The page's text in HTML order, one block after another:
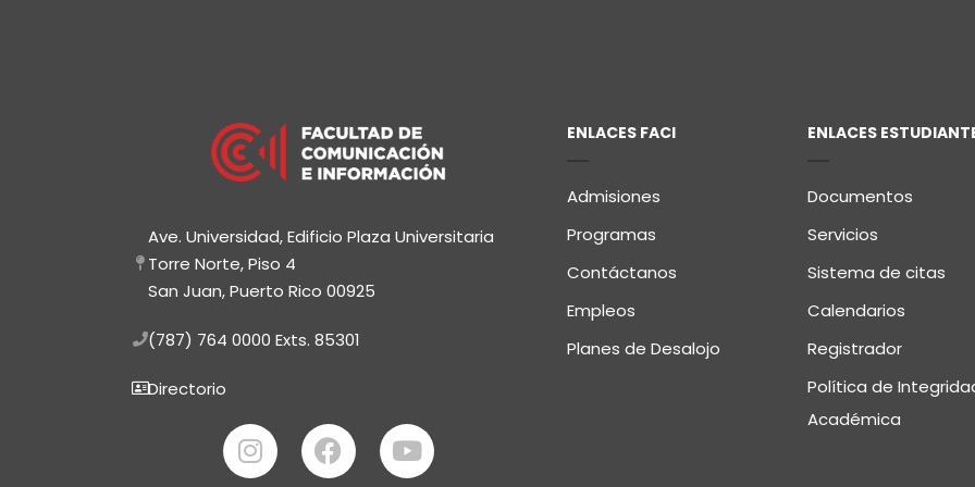
Ave. Universidad, Edificio Plaza Universitaria
Torre Norte, Piso 4
San Juan, Puerto Rico 00925
(787) 764 0000 Exts. 85301
Directorio
ENLACES FACI
Admisiones
Programas
Contáctanos
Empleos
Planes de Desalojo
ENLACES
Documentos
Servicios
Sistema de citas
Calendarios
Registrador
Política de
Académica